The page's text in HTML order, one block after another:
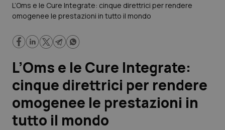
Governo e Parlamento
Regioni e Asl
Lavoro e Professioni
Scienza e Farmaci
Studi e Analisi
L’Oms e le Cure Integrate: cinque direttrici per rendere
omogenee le prestazioni in tutto il mondo
L’Oms e le Cure Integrate:
cinque direttrici per rendere
omogenee le prestazioni in
tutto il mondo